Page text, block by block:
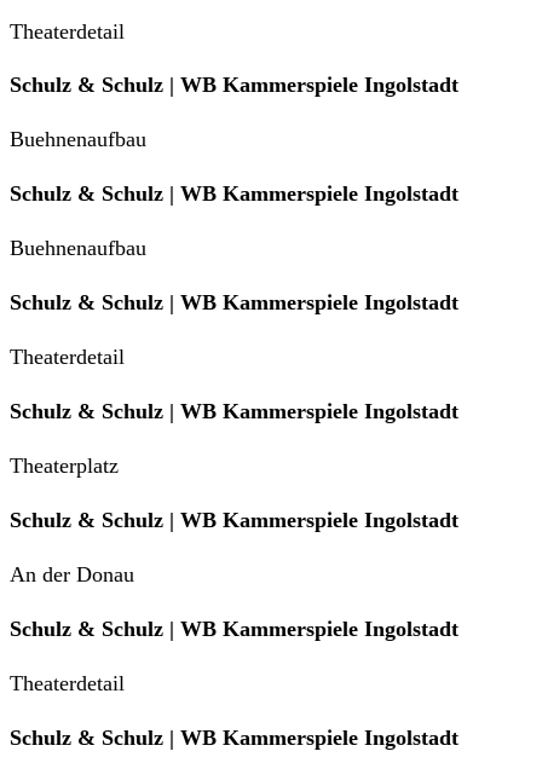
Theaterdetail
Schulz & Schulz | WB Kammerspiele Ingolstadt
Buehnenaufbau
Schulz & Schulz | WB Kammerspiele Ingolstadt
Buehnenaufbau
Schulz & Schulz | WB Kammerspiele Ingolstadt
Theaterdetail
Schulz & Schulz | WB Kammerspiele Ingolstadt
Theaterplatz
Schulz & Schulz | WB Kammerspiele Ingolstadt
An der Donau
Schulz & Schulz | WB Kammerspiele Ingolstadt
Theaterdetail
Schulz & Schulz | WB Kammerspiele Ingolstadt